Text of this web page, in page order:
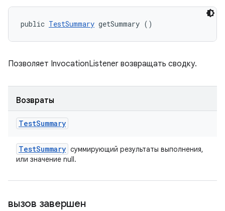
public TestSummary getSummary ()
Позволяет InvocationListener возвращать сводку.
Возвраты
TestSummary
TestSummary суммирующий результаты выполнения,
или значение null.
вызов завершен